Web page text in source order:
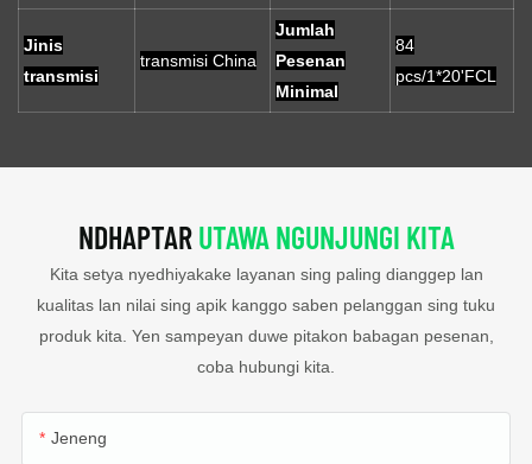
Jinis
transmisi
transmisi China
Jumlah
Pesenan
Minimal
84
pcs/1*20'FCL
NDHAPTARUTAWA NGUNJUNGI KITA
Kita setya nyedhiyakake layanan sing paling dianggep lan
kualitas lan nilai sing apik kanggo saben pelanggan sing tuku
produk kita. Yen sampeyan duwe pitakon babagan pesenan,
coba hubungi kita.
Jeneng